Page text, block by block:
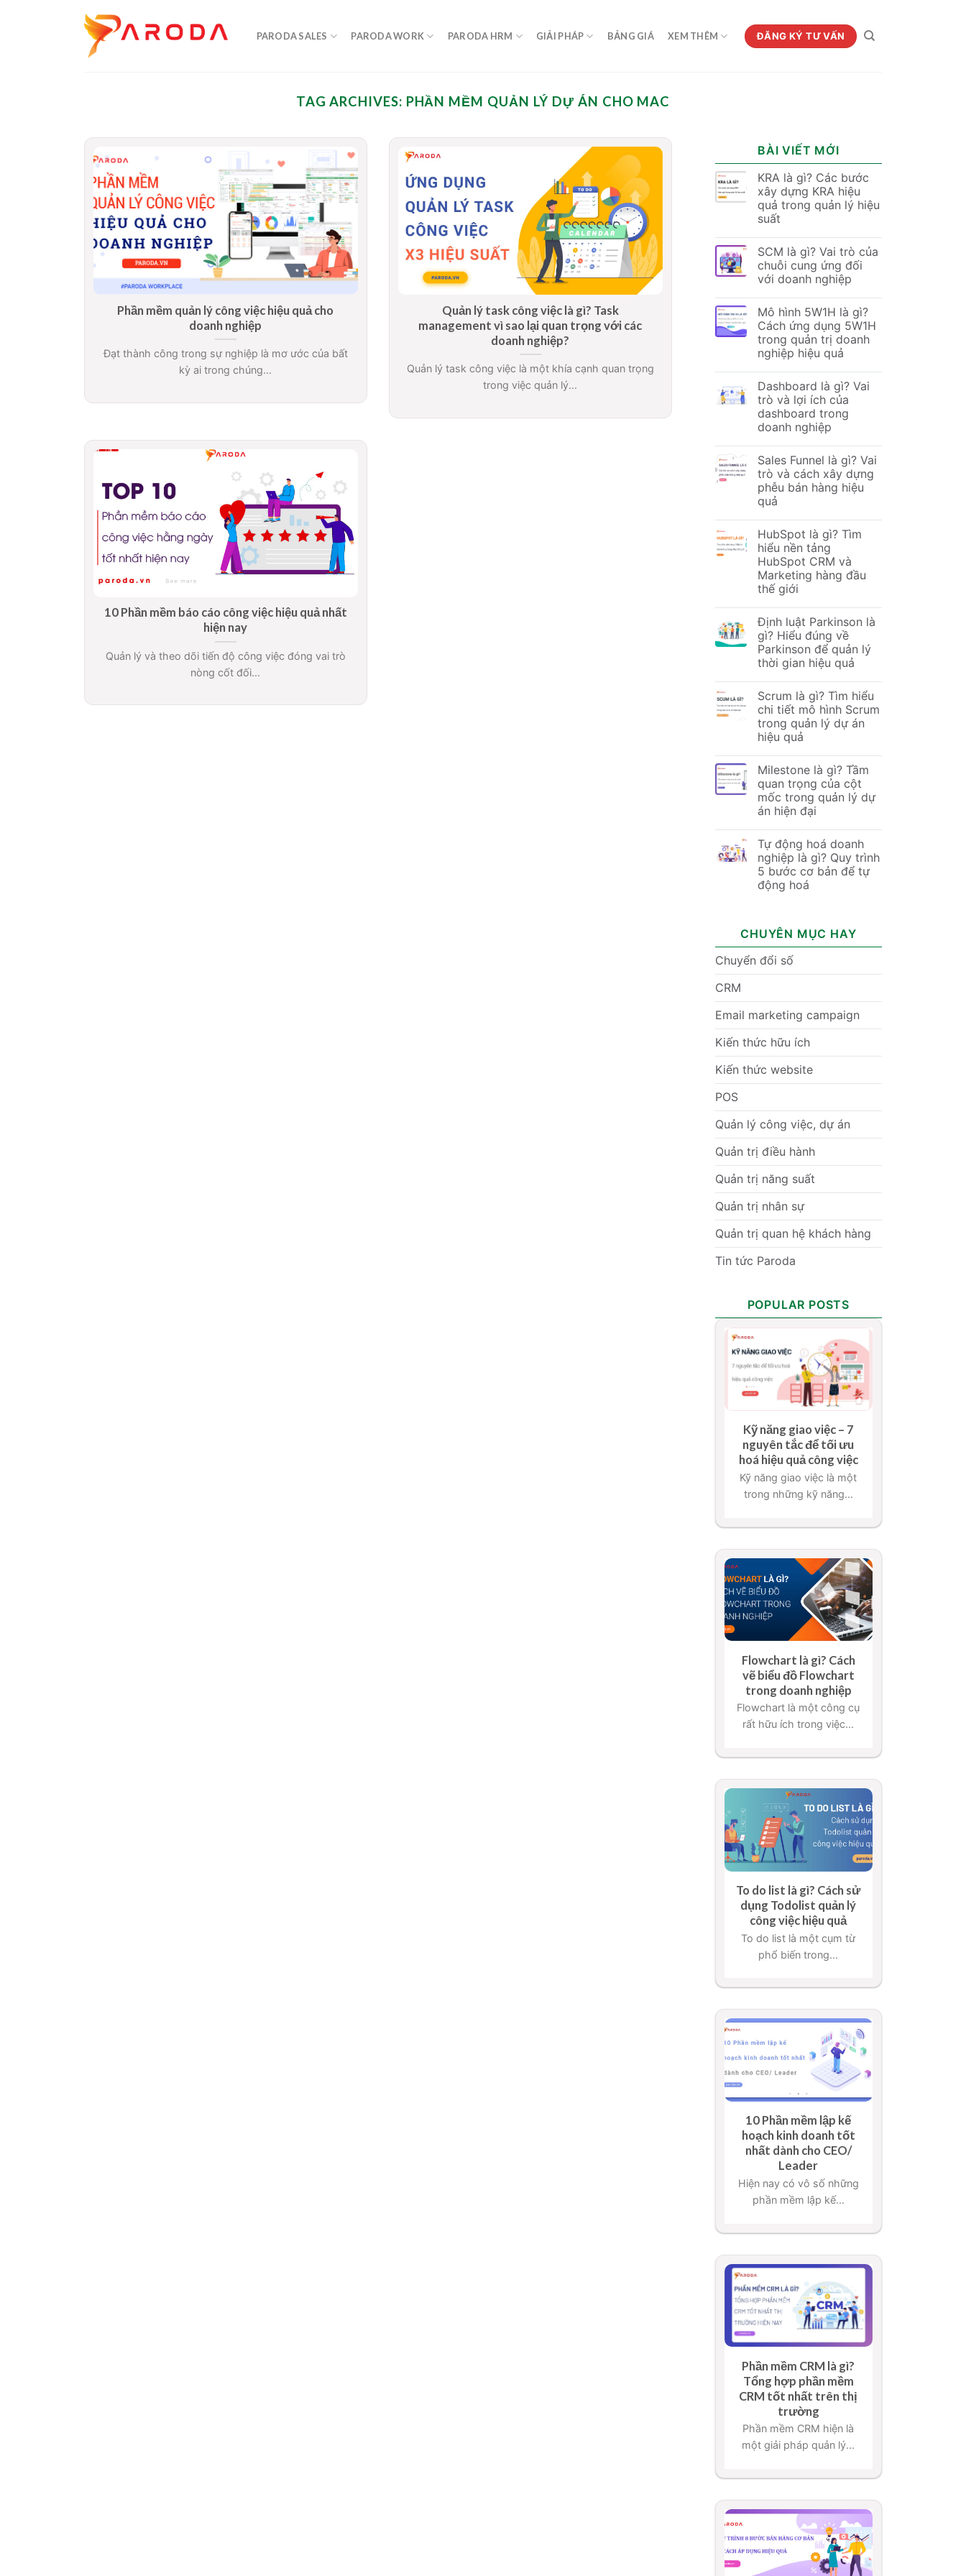
PARODA SALES PARODA WORK PARODA HRM GIẢI PHÁP BẢNG GIÁ XEM THÊM ĐĂNG KÝ TƯ VẤN
TAG ARCHIVES: PHẦN MỀM QUẢN LÝ DỰ ÁN CHO MAC
Phần mềm quản lý công việc hiệu quả cho
doanh nghiệp
Đạt thành công trong sự nghiệp là mơ ước của bất
kỳ ai trong chúng...
Quản lý task công việc là gì? Task
management vì sao lại quan trọng với các
doanh nghiệp?
Quản lý task công việc là một khía cạnh quan trọng
trong việc quản lý...
10 Phần mềm báo cáo công việc hiệu quả nhất
hiện nay
Quản lý và theo dõi tiến độ công việc đóng vai trò
nòng cốt đối...
BÀI VIẾT MỚI
KRA là gì? Các bước
xây dựng KRA hiệu
quả trong quản lý hiệu
suất
SCM là gì? Vai trò của
chuỗi cung ứng đối
với doanh nghiệp
Mô hình 5W1H là gì?
Cách ứng dụng 5W1H
trong quản trị doanh
nghiệp hiệu quả
Dashboard là gì? Vai
trò và lợi ích của
dashboard trong
doanh nghiệp
Sales Funnel là gì? Vai
trò và cách xây dựng
phễu bán hàng hiệu
quả
HubSpot là gì? Tìm
hiểu nền tảng
HubSpot CRM và
Marketing hàng đầu
thế giới
Định luật Parkinson là
gì? Hiểu đúng về
Parkinson để quản lý
thời gian hiệu quả
Scrum là gì? Tìm hiểu
chi tiết mô hình Scrum
trong quản lý dự án
hiệu quả
Milestone là gì? Tầm
quan trọng của cột
mốc trong quản lý dự
án hiện đại
Tự động hoá doanh
nghiệp là gì? Quy trình
5 bước cơ bản để tự
động hoá
CHUYÊN MỤC HAY
Chuyển đổi số
CRM
Email marketing campaign
Kiến thức hữu ích
Kiến thức website
POS
Quản lý công việc, dự án
Quản trị điều hành
Quản trị năng suất
Quản trị nhân sự
Quản trị quan hệ khách hàng
Tin tức Paroda
POPULAR POSTS
Kỹ năng giao việc – 7
nguyên tắc để tối ưu
hoá hiệu quả công việc
Kỹ năng giao việc là một
trong những kỹ năng...
Flowchart là gì? Cách
vẽ biểu đồ Flowchart
trong doanh nghiệp
Flowchart là một công cụ
rất hữu ích trong việc...
To do list là gì? Cách sử
dụng Todolist quản lý
công việc hiệu quả
To do list là một cụm từ
phổ biến trong...
10 Phần mềm lập kế
hoạch kinh doanh tốt
nhất dành cho CEO/
Leader
Hiện nay có vô số những
phần mềm lập kế...
Phần mềm CRM là gì?
Tổng hợp phần mềm
CRM tốt nhất trên thị
trường
Phần mềm CRM hiện là
một giải pháp quản lý...